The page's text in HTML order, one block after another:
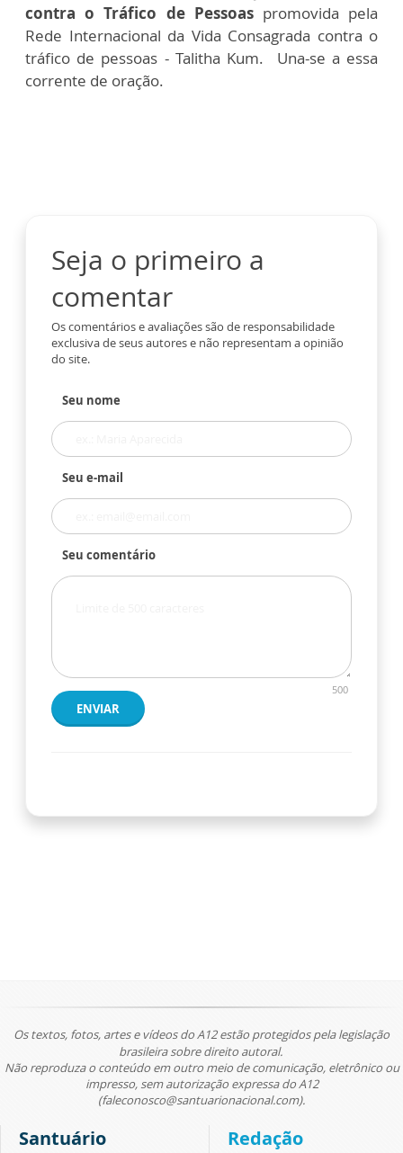
contra o Tráfico de Pessoas promovida pela
Rede Internacional da Vida Consagrada contra o
tráfico de pessoas - Talitha Kum. Una-se a essa
corrente de oração.
Seja o primeiro a
comentar
Os comentários e avaliações são de responsabilidade
exclusiva de seus autores e não representam a opinião
do site.
Seu nome
Seu e-mail
Seu comentário
500
ENVIAR
Os textos, fotos, artes e vídeos do A12 estão protegidos pela legislação
brasileira sobre direito autoral.
Não reproduza o conteúdo em outro meio de comunicação, eletrônico ou
impresso, sem autorização expressa do A12
(faleconosco@santuarionacional.com).
Santuário Redação